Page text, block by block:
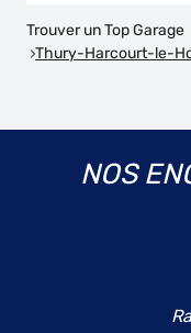
Trouver un Top Garage
Thury-Harcourt-le-
NOS